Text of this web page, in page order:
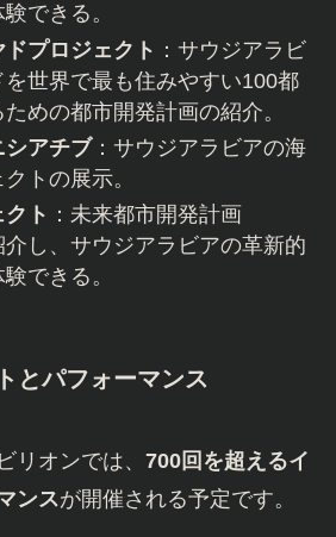
できる。
プロジェクト ：サウジアラビ
世界で最も住みやすい100都
めの都市開発計画の紹介。
シアチブ：サウジアラビアの海
トの展示。
ト ：未来都市開発計画
介し、サウジアラビアの革新的
できる。
とパフォーマンス
リオンでは、 700回を超えるイ
ンスが開催される予定です。